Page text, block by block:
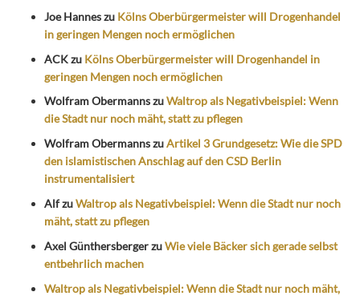
Joe Hanneszu Kölns Oberbürgermeister will Drogenhandel
in geringen Mengen noch ermöglichen
ACKzu Kölns Oberbürgermeister will Drogenhandel in
geringen Mengen noch ermöglichen
Wolfram ObermannszuWaltrop als Negativbeispiel: Wenn
die Stadt nur noch mäht, statt zu pflegen
Wolfram ObermannszuArtikel 3 Grundgesetz: Wie die SPD
den islamistischen Anschlag auf den CSD Berlin
instrumentalisiert
AlfzuWaltrop als Negativbeispiel: Wenn die Stadt nur noch
mäht, statt zu pflegen
Axel GünthersbergerzuWie viele Bäcker sich gerade selbst
entbehrlich machen
Waltrop als Negativbeispiel: Wenn die Stadt nur noch mäht,